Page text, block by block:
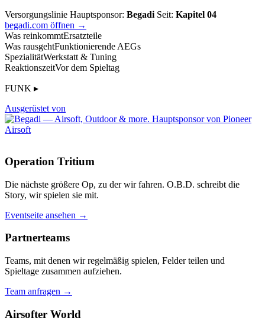
Versorgungslinie Hauptsponsor: Begadi Seit: Kapitel 04
begadi.com öffnen →
Was reinkommtErsatzteile
Was rausgehtFunktionierende AEGs
SpezialitätWerkstatt & Tuning
ReaktionszeitVor dem Spieltag
FUNK ▸
Ausgerüstet von
Operation Tritium
Die nächste größere Op, zu der wir fahren. O.B.D. schreibt die
Story, wir spielen sie mit.
Eventseite ansehen →
Partnerteams
Teams, mit denen wir regelmäßig spielen, Felder teilen und
Spieltage zusammen aufziehen.
Team anfragen →
Airsofter World